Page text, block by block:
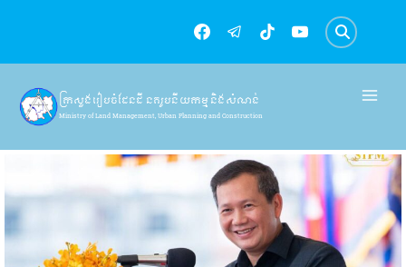
content
ក្រសួងរៀបចំដែនដី នគរូបនីយកម្ម និងសំណង់
Ministry of Land Management, Urban Planning and Construction